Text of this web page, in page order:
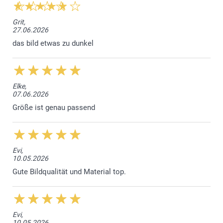
warnt Sie ein Dreieck, wenn die Textgrösse zu klein ist -
Klicken Sie auf "Vorschau", um das Endergebnis zu
sehen.
selbst gestaltetes T-Shirt in den Warenkorb.
12,5 cm
63,5 cm
Grit,
27.06.2026
das bild etwas zu dunkel
Elke,
07.06.2026
Größe ist genau passend
Evi,
10.05.2026
Gute Bildqualität und Material top.
Evi,